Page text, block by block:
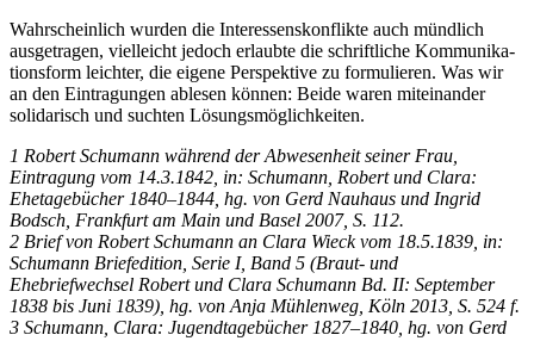
Wahrscheinlich wurden die Interessenskonflikte auch mündlich
ausgetragen, vielleicht jedoch erlaubte die schriftliche Kommunika­
tionsform leichter, die eigene Perspektive zu formulieren. Was wir
an den Eintragungen ablesen können: Beide waren miteinander
solidarisch und suchten Lösungsmöglichkeiten.
1 Robert Schumann während der Abwesenheit seiner Frau,
Eintragung vom 14.3.1842, in: Schumann, Robert und Clara:
Ehetagebücher 1840–1844, hg. von Gerd Nauhaus und Ingrid
Bodsch, Frankfurt am Main und Basel 2007, S. 112.
2 Brief von Robert Schumann an Clara Wieck vom 18.5.1839, in:
Schumann Briefedition, Serie I, Band 5 (Braut- und
Ehebriefwechsel Robert und Clara Schumann Bd. II: September
1838 bis Juni 1839), hg. von Anja Mühlenweg, Köln 2013, S. 524 f.
3 Schumann, Clara: Jugendtagebücher 1827–1840, hg. von Gerd